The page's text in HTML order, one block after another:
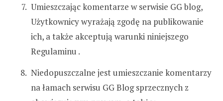
Umieszczając komentarze w serwisie GG blog,
Użytkownicy wyrażają zgodę na publikowanie
ich, a także akceptują warunki niniejszego
Regulaminu .
Niedopuszczalne jest umieszczanie komentarzy
na łamach serwisu GG Blog sprzecznych z